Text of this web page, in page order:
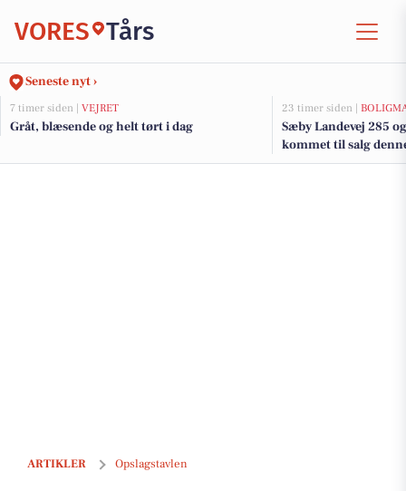
VORES Tårs
Seneste nyt ›
7 timer siden | VEJRET
Gråt, blæsende og helt tørt i dag
23 timer siden |
Sæby Landevej 285
kommet til salg
boligerne her.
ARTIKLER Opslagstavlen
Nyt fra home Hjørring